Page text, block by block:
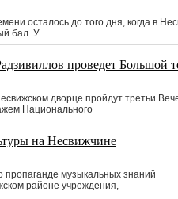
осталось до того дня, когда в
бал. У
проведет Большой
дворце пройдут третьи
Национального
на Несвижчине
пропаганде музыкальных знаний
районе учреждения,